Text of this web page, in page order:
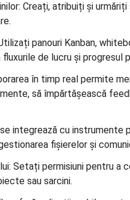
Creați, atribuiți și
panouri Kanban,
fluxurile de lucru și progresul
în timp real permite
să împărtășească
integrează cu instrumente
fișierelor și
Setați permisiuni pentru a
sau sarcini.